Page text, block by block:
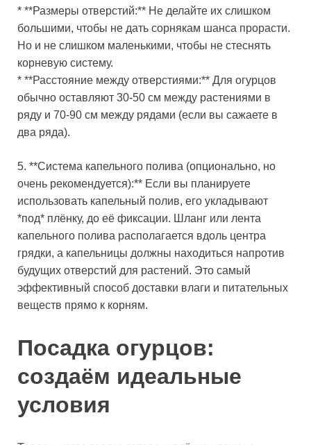
* **Размеры отверстий:** Не делайте их слишком
большими, чтобы не дать сорнякам шанса прорасти.
Но и не слишком маленькими, чтобы не стеснять
корневую систему.
* **Расстояние между отверстиями:** Для огурцов
обычно оставляют 30-50 см между растениями в
ряду и 70-90 см между рядами (если вы сажаете в
два ряда).
5. **Система капельного полива (опционально, но
очень рекомендуется):** Если вы планируете
использовать капельный полив, его укладывают
*под* плёнку, до её фиксации. Шланг или лента
капельного полива располагается вдоль центра
грядки, а капельницы должны находиться напротив
будущих отверстий для растений. Это самый
эффективный способ доставки влаги и питательных
веществ прямо к корням.
Посадка огурцов:
создаём идеальные
условия